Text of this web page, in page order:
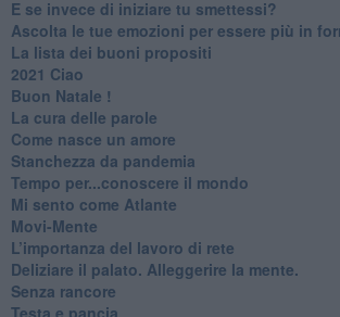
​E se invece di iniziare tu smettessi?
​Ascolta le tue emozioni per essere più in
​La lista dei buoni propositi
2021 Ciao
Buon Natale !
​La cura delle parole
​Come nasce un amore
Stanchezza da pandemia
​Tempo per...conoscere il mondo
​Mi sento come Atlante
​Movi-Mente
​L’importanza del lavoro di rete
​Deliziare il palato. Alleggerire la mente.
​Senza rancore
​Testa e pancia